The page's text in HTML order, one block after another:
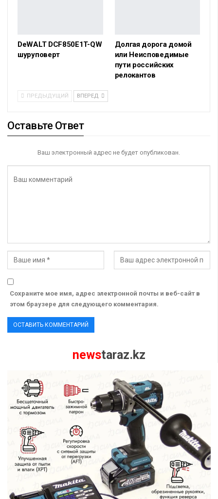
DeWALT DCF850E1T-QW
шуруповерт
Долгая дорога домой
или Неисповедимые
пути российских
релокантов
ПРЕДЫДУЩИЙ ВПЕРЕД
Оставьте Ответ
Ваш электронный адрес не будет опубликован.
Сохраните мое имя, адрес электронной почты и веб-сайт в
этом браузере для следующего комментария.
newstaraz.kz